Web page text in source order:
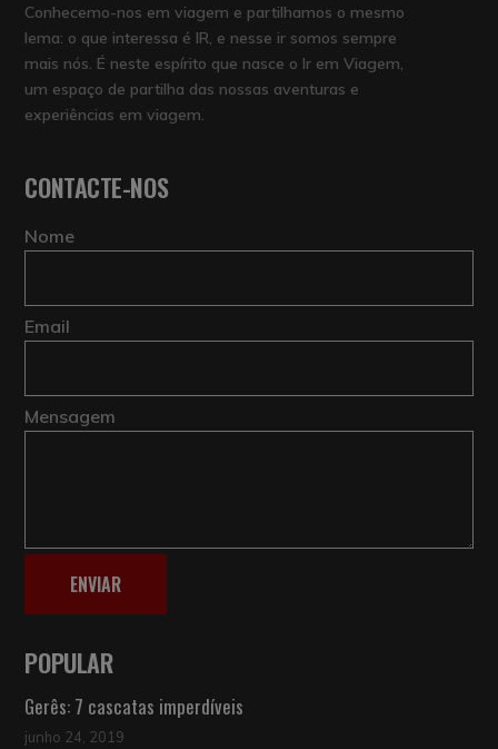
Conhecemo-nos em viagem e partilhamos o mesmo
lema: o que interessa é IR, e nesse ir somos sempre
mais nós. É neste espírito que nasce o Ir em Viagem,
um espaço de partilha das nossas aventuras e
experiências em viagem.
CONTACTE-NOS
Nome
Email
Mensagem
ENVIAR
POPULAR
Gerês: 7 cascatas imperdíveis
junho 24, 2019